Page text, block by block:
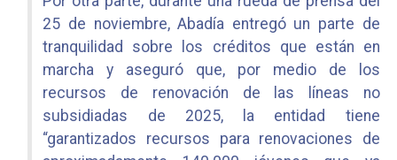
25 de noviembre, Abadía entregó un parte de
tranquilidad sobre los créditos que están en
marcha y aseguró que, por medio de los
recursos de renovación de las líneas no
subsidiadas de 2025, la entidad tiene
“garantizados recursos para renovaciones de